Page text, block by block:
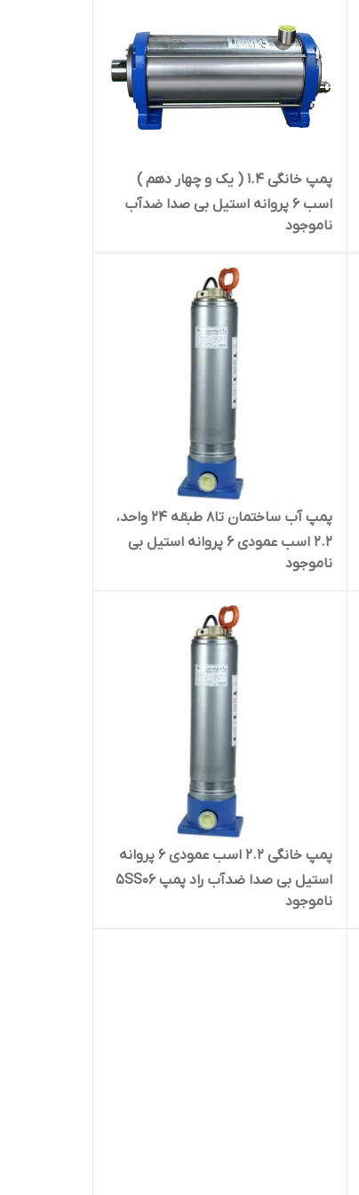
پمپ خانگی ۱.۴ ( یک و چهار دهم )
اسب ۶ پروانه استیل بی صدا ضدآب
راد پمپ 3SS06 | سایلنت
ناموجود
پمپ آب ساختمان تا۸ طبقه ۲۴ واحد،
۲.۲ اسب عمودی ۶ پروانه استیل بی
صدا ضدآب راد پمپ A5SS06 | سایلنت
ناموجود
پمپ خانگی ۲.۲ اسب عمودی ۶ پروانه
استیل بی صدا ضدآب راد پمپ 5SS06
| سایلنت
ناموجود